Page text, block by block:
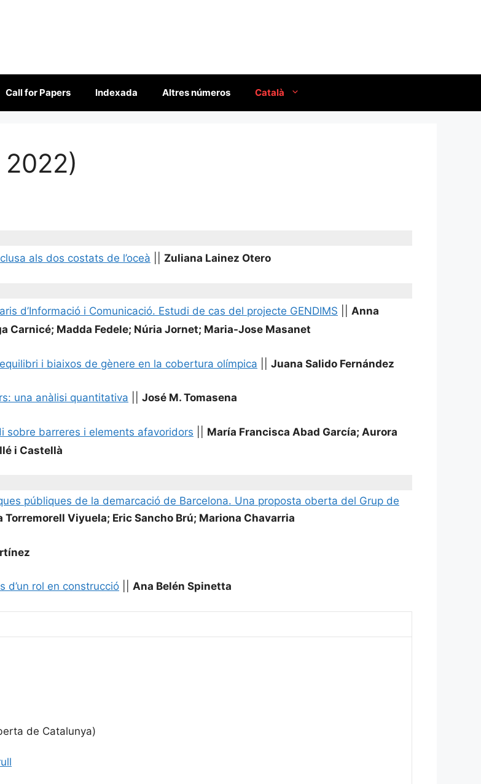
Call for Papers Indexada Altres números Català
als dos costats de l’oceà Zuliana Lainez Otero
d’Informació i Comunicació. Estudi de cas del projecte GENDIMS
Anna
Madda Fedele; Núria Jornet; Maria-Jose Masanet
i biaixos de gènere en la cobertura olímpica Juana Salido Fernández
una anàlisi quantitativa José M. Tomasena
sobre barreres i elements afavoridors
María Francisca Abad García; Aurora
i Castellà
públiques de la demarcació de Barcelona. Una proposta oberta del Grup de
Torremorell Viyuela; Eric Sancho Brú; Mariona Chavarria
d’un rol en construcció Ana Belén Spinetta
de Catalunya)